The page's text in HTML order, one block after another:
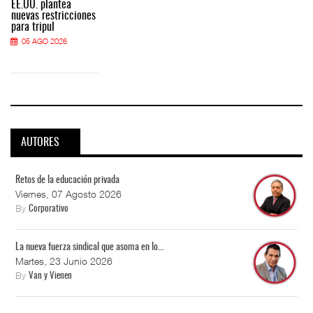
EE.UU. plantea
nuevas restricciones
para tripul
05 AGO 2026
AUTORES
Retos de la educación privada
Viernes, 07 Agosto 2026
By Corporativo
La nueva fuerza sindical que asoma en lo...
Martes, 23 Junio 2026
By Van y Vienen